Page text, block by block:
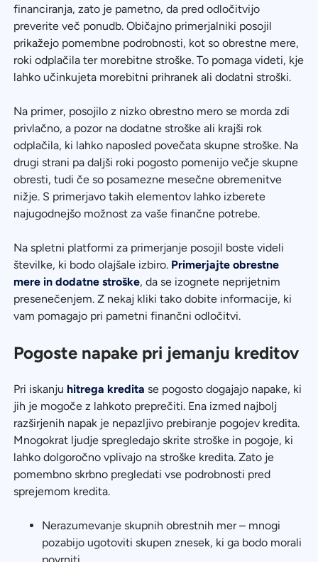
financiranja, zato je pametno, da pred odločitvijo
preverite več ponudb. Običajno primerjalniki posojil
prikažejo pomembne podrobnosti, kot so obrestne mere,
roki odplačila ter morebitne stroške. To pomaga videti, kje
lahko učinkujeta morebitni prihranek ali dodatni stroški.
Na primer, posojilo z nizko obrestno mero se morda zdi
privlačno, a pozor na dodatne stroške ali krajši rok
odplačila, ki lahko naposled povečata skupne stroške. Na
drugi strani pa daljši roki pogosto pomenijo večje skupne
obresti, tudi če so posamezne mesečne obremenitve
nižje. S primerjavo takih elementov lahko izberete
najugodnejšo možnost za vaše finančne potrebe.
Na spletni platformi za primerjanje posojil boste videli
številke, ki bodo olajšale izbiro. Primerjajte obrestne
mere in dodatne stroške, da se izognete neprijetnim
presenečenjem. Z nekaj kliki tako dobite informacije, ki
vam pomagajo pri pametni finančni odločitvi.
Pogoste napake pri jemanju kreditov
Pri iskanju hitrega kredita se pogosto dogajajo napake, ki
jih je mogoče z lahkoto preprečiti. Ena izmed najbolj
razširjenih napak je nepazljivo prebiranje pogojev kredita.
Mnogokrat ljudje spregledajo skrite stroške in pogoje, ki
lahko dolgoročno vplivajo na stroške kredita. Zato je
pomembno skrbno pregledati vse podrobnosti pred
sprejemom kredita.
Nerazumevanje skupnih obrestnih mer – mnogi
pozabijo ugotoviti skupen znesek, ki ga bodo morali